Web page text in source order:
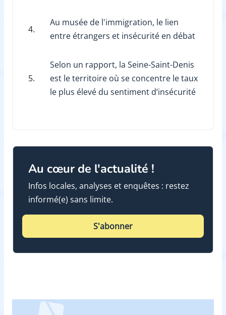
4.
Au musée de l'immigration, le lien
entre étrangers et insécurité en débat
5.
Selon un rapport, la Seine-Saint-Denis
est le territoire où se concentre le taux
le plus élevé du sentiment d’insécurité
Au cœur de l'actualité !
Infos locales, analyses et enquêtes : restez
informé(e) sans limite.
S'abonner